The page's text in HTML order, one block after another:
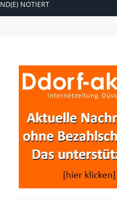
NOTIERT